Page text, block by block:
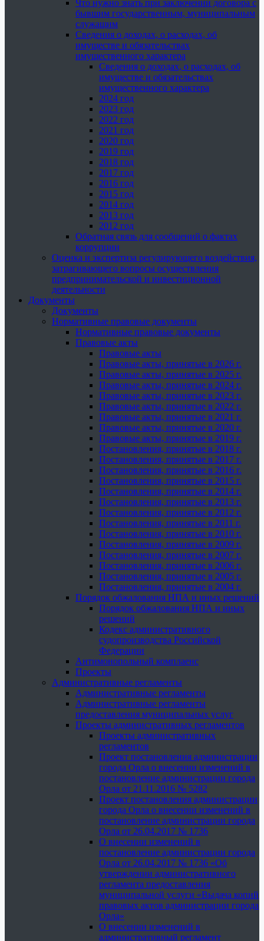
Что нужно знать при заключении договора с
бывшим государственным, муниципальным
служащим
Сведения о доходах, о расходах, об
имуществе и обязательствах
имущественного характера
Сведения о доходах, о расходах, об
имуществе и обязательствах
имущественного характера
2024 год
2023 год
2022 год
2021 год
2020 год
2019 год
2018 год
2017 год
2016 год
2015 год
2014 год
2013 год
2012 год
Обратная связь для сообщений о фактах
коррупции
Оценка и экспертиза регулирующего воздействия,
затрагивающего вопросы осуществления
предпринимательской и инвестиционной
деятельности
Документы
Документы
Нормативные правовые документы
Нормативные правовые документы
Правовые акты
Правовые акты
Правовые акты, принятые в 2026 г.
Правовые акты, принятые в 2025 г.
Правовые акты, принятые в 2024 г.
Правовые акты, принятые в 2023 г.
Правовые акты, принятые в 2022 г.
Правовые акты, принятые в 2021 г.
Правовые акты, принятые в 2020 г.
Правовые акты, принятые в 2019 г.
Постановления, принятые в 2018 г.
Постановления, принятые в 2017 г.
Постановления, принятые в 2016 г.
Постановления, принятые в 2015 г.
Постановления, принятые в 2014 г.
Постановления, принятые в 2013 г.
Постановления, принятые в 2012 г.
Постановления, принятые в 2011 г.
Постановления, принятые в 2010 г.
Постановления, принятые в 2009 г.
Постановления, принятые в 2007 г.
Постановления, принятые в 2006 г.
Постановления, принятые в 2005 г.
Постановления, принятые в 2004 г.
Порядок обжалования НПА и иных решений
Порядок обжалования НПА и иных
решений
Кодекс административного
судопроизводства Российской
Федерации
Антимонопольный комплаенс
Проекты
Административные регламенты
Административные регламенты
Административные регламенты
предоставления муниципальных услуг
Проекты административных регламентов
Проекты административных
регламентов
Проект постановления администрации
города Орла о внесении изменений в
постановление администрации города
Орла от 21.11.2016 № 5282
Проект постановления администрации
города Орла о внесении изменений в
постановление администрации города
Орла от 26.04.2017 № 1736
О внесении изменений в
постановление администрации города
Орла от 26.04.2017 № 1736 «Об
утверждении административного
регламента предоставления
муниципальной услуги «Выдача копий
правовых актов администрации города
Орла»
О внесении изменений в
административный регламент